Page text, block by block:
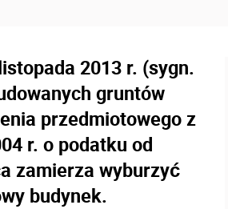
2013 r. (sygn.
gruntów
przedmiotowego z
r. o podatku od
zamierza wyburzyć
budynek.